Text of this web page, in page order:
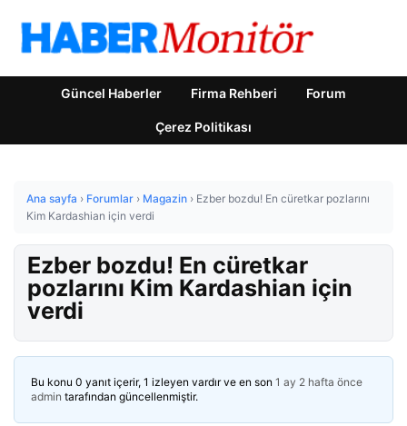
Güncel Haberler Firma Rehberi Forum
Çerez Politikası
Ana sayfa › Forumlar › Magazin › Ezber bozdu! En cüretkar pozlarını
Kim Kardashian için verdi
Ezber bozdu! En cüretkar
pozlarını Kim Kardashian için
verdi
Bu konu 0 yanıt içerir, 1 izleyen vardır ve en son 1 ay 2 hafta önce
admin tarafından güncellenmiştir.